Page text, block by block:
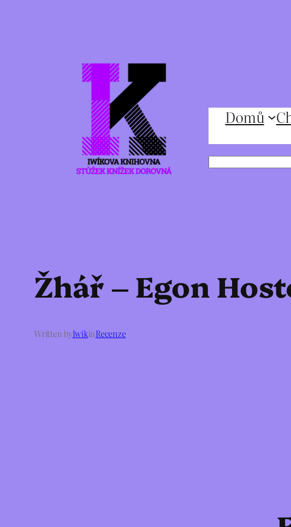
Domů
Hledat
Žhář – Egon
Written byIwikinRecenze